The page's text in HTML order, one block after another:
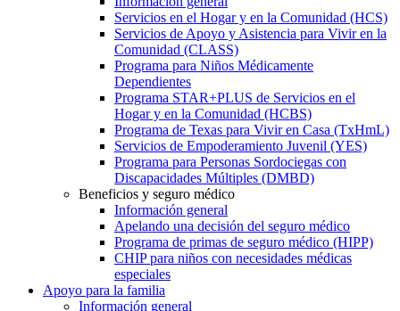
Servicios en el Hogar y en la Comunidad (HCS)
Servicios de Apoyo y Asistencia para Vivir en la
Comunidad (CLASS)
Programa para Niños Médicamente
Dependientes
Programa STAR+PLUS de Servicios en el
Hogar y en la Comunidad (HCBS)
Programa de Texas para Vivir en Casa (TxHmL)
Servicios de Empoderamiento Juvenil (YES)
Programa para Personas Sordociegas con
Discapacidades Múltiples (DMBD)
Beneficios y seguro médico
Información general
Apelando una decisión del seguro médico
Programa de primas de seguro médico (HIPP)
CHIP para niños con necesidades médicas
especiales
Apoyo para la familia
Información general